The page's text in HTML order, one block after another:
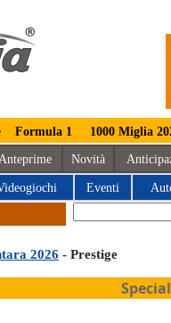
Formula 1 1000 Miglia
Novità
Eventi
2026 - Prestige